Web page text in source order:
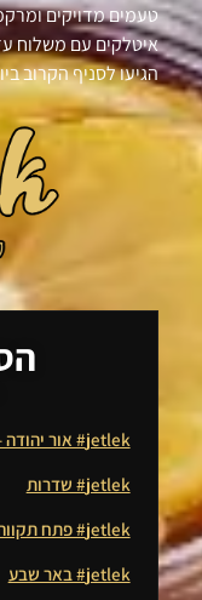
טעמים מדויקים
איטלקים עם משלוח
הגיעו לסניף הקרוב
jetlek# אור יהודה – פתוח!
jetlek# שדרות
jetlek# פתח תקווה
jetlek# באר שבע